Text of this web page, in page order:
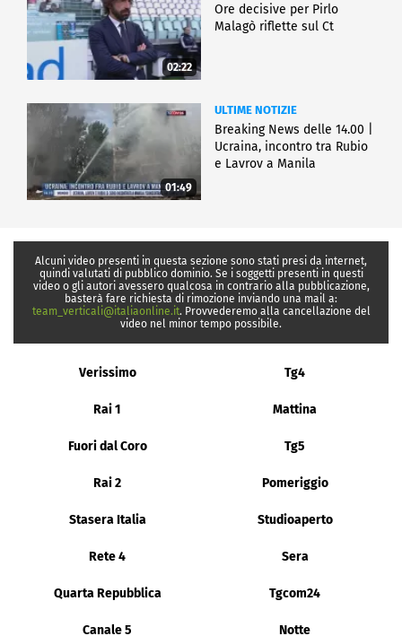
02:22
Ore decisive per Pirlo
Malagò riflette sul Ct
01:49
ULTIME NOTIZIE
Breaking News delle 14.00 |
Ucraina, incontro tra Rubio
e Lavrov a Manila
Alcuni video presenti in questa sezione sono stati presi da internet,
quindi valutati di pubblico dominio. Se i soggetti presenti in questi
video o gli autori avessero qualcosa in contrario alla pubblicazione,
basterà fare richiesta di rimozione inviando una mail a:
team_verticali@italiaonline.it. Provvederemo alla cancellazione del
video nel minor tempo possibile.
Verissimo Tg4
Rai 1 Mattina
Fuori dal Coro Tg5
Rai 2 Pomeriggio
Stasera Italia Studioaperto
Rete 4 Sera
Quarta Repubblica Tgcom24
Canale 5 Notte